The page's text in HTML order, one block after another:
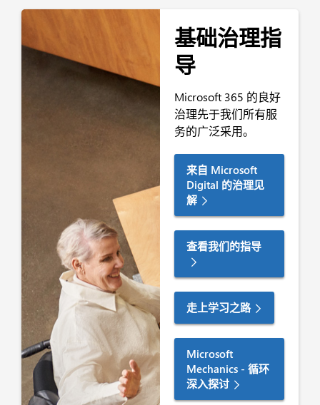
基础治理指
导
Microsoft 365 的良好
治理先于我们所有服
务的广泛采用。
来自 Microsoft
Digital 的治理见
解
查看我们的指导
走上学习之路
Microsoft
Mechanics - 循环
深入探讨